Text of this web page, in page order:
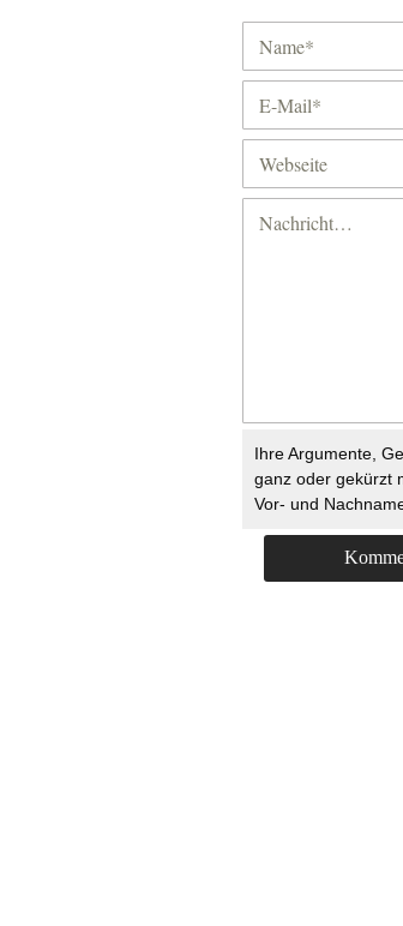
Ihre Argumente,
ganz oder gekürzt
Vor- und